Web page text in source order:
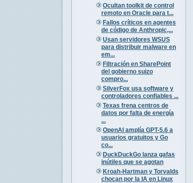
Ocultan toolkit de control
remoto en Oracle para t...
Fallos críticos en agentes
de código de Anthropic,...
Usan servidores WSUS
para distribuir malware en
em...
Filtración en SharePoint
del gobierno suizo
compro...
SilverFox usa software y
controladores confiables ...
Texas frena centros de
datos por falta de energía
...
OpenAI amplía GPT-5.6 a
usuarios gratuitos y Go
co...
DuckDuckGo lanza gafas
inútiles que se agotan
Kroah-Hartman y Torvalds
chocan por la IA en Linux